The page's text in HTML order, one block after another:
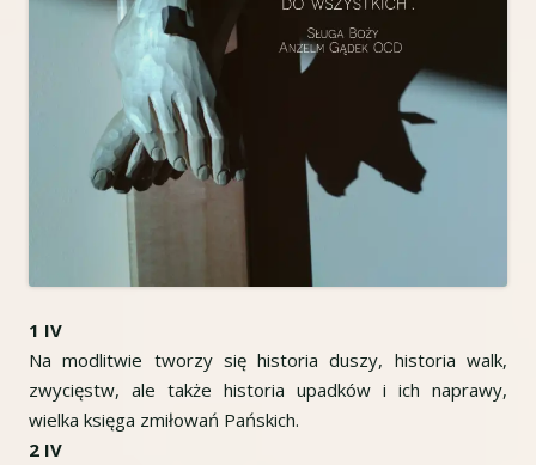
1 IV
Na modlitwie tworzy się historia duszy, historia walk,
zwycięstw, ale także historia upadków i ich naprawy,
wielka księga zmiłowań Pańskich.
2 IV